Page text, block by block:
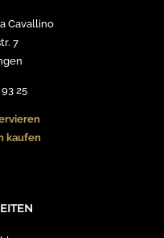
Cavallino
7
25
kaufen